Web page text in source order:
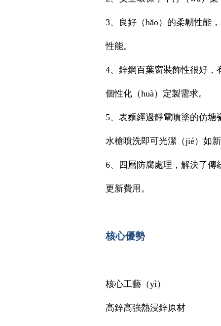
3、良好（hǎo）的柔韌性能
性能。
4、鋅鋼百葉窗裝飾性很好，
個性化（huà）定製需求。
5、表麵經過靜電噴塗的仿
水槍噴洗即可光潔（jié）如
6、四層防腐處理，解決了傳
更新費用。
核心優勢
核心工藝（yì）
高鋅高強熱浸鋅原材